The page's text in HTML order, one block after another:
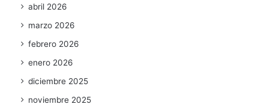
abril 2026
marzo 2026
febrero 2026
enero 2026
diciembre 2025
noviembre 2025